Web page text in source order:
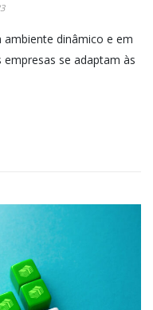
dinâmico e em
se adaptam às